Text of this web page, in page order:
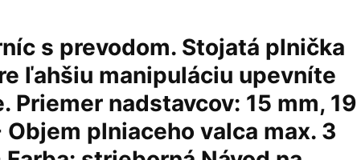
s prevodom. Stojatá plnička
ľahšiu manipuláciu upevníte
Priemer nadstavcov: 15 mm, 19
plniaceho valca max. 3